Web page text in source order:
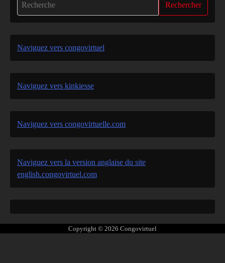
Rechercher
Naviguez vers congovirtuel
Naviguez vers kinkiesse
Naviguez vers congovirtuelle.com
Naviguez vers la version anglaise du site
english.congovirtuel.com
Copyright © 2026 Congovirtuel